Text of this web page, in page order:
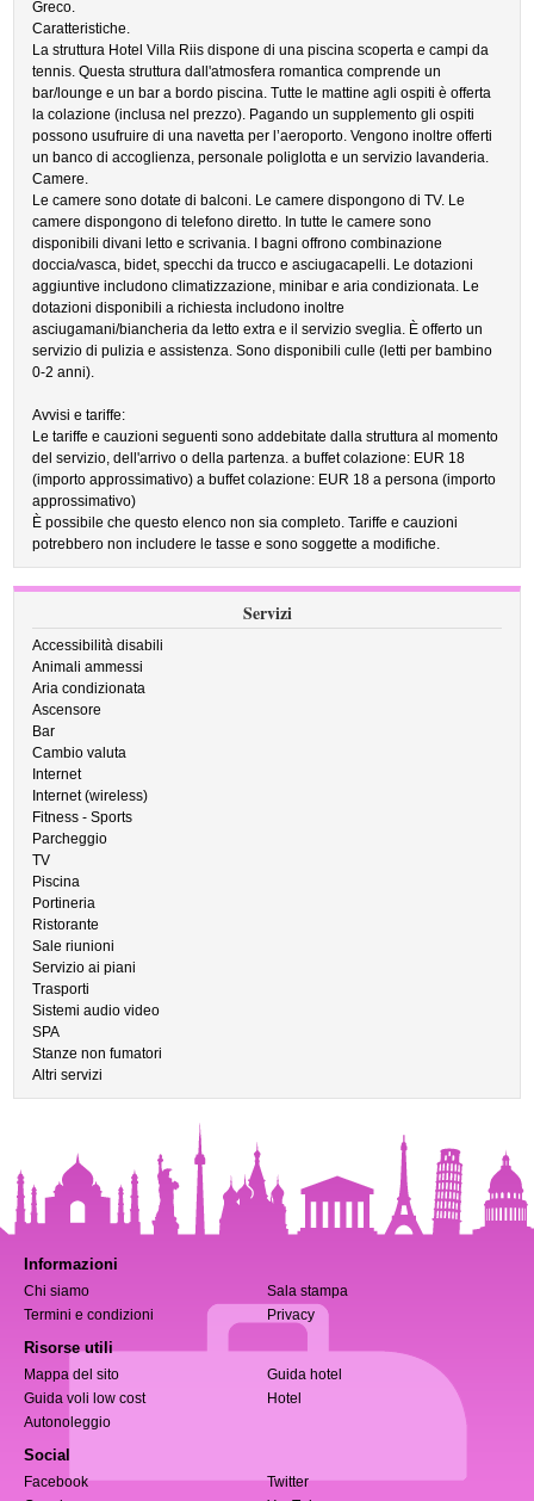
Greco.
Caratteristiche.
La struttura Hotel Villa Riis dispone di una piscina scoperta e campi da
tennis. Questa struttura dall'atmosfera romantica comprende un
bar/lounge e un bar a bordo piscina. Tutte le mattine agli ospiti è offerta
la colazione (inclusa nel prezzo). Pagando un supplemento gli ospiti
possono usufruire di una navetta per l’aeroporto. Vengono inoltre offerti
un banco di accoglienza, personale poliglotta e un servizio lavanderia.
Camere.
Le camere sono dotate di balconi. Le camere dispongono di TV. Le
camere dispongono di telefono diretto. In tutte le camere sono
disponibili divani letto e scrivania. I bagni offrono combinazione
doccia/vasca, bidet, specchi da trucco e asciugacapelli. Le dotazioni
aggiuntive includono climatizzazione, minibar e aria condizionata. Le
dotazioni disponibili a richiesta includono inoltre
asciugamani/biancheria da letto extra e il servizio sveglia. È offerto un
servizio di pulizia e assistenza. Sono disponibili culle (letti per bambino
0-2 anni).
Avvisi e tariffe:
Le tariffe e cauzioni seguenti sono addebitate dalla struttura al momento
del servizio, dell'arrivo o della partenza. a buffet colazione: EUR 18
(importo approssimativo) a buffet colazione: EUR 18 a persona (importo
approssimativo)
È possibile che questo elenco non sia completo. Tariffe e cauzioni
potrebbero non includere le tasse e sono soggette a modifiche.
Servizi
Accessibilità disabili
Animali ammessi
Aria condizionata
Ascensore
Bar
Cambio valuta
Internet
Internet (wireless)
Fitness - Sports
Parcheggio
TV
Piscina
Portineria
Ristorante
Sale riunioni
Servizio ai piani
Trasporti
Sistemi audio video
SPA
Stanze non fumatori
Altri servizi
Informazioni
Chi siamo
Sala stampa
Termini e condizioni
Privacy
Risorse utili
Mappa del sito
Guida hotel
Guida voli low cost
Hotel
Autonoleggio
Social
Facebook
Twitter